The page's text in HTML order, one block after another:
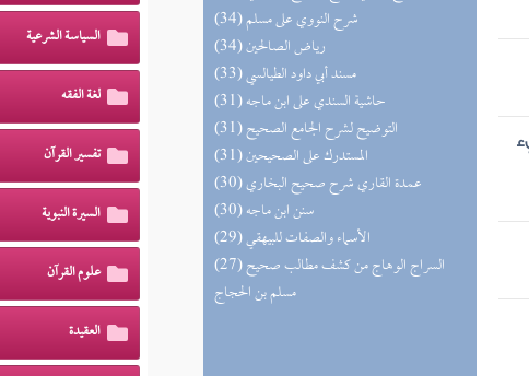
(34) شرح النووي على مسلم
(34) رياض الصالحين
(33) مسند أبي داود الطيالسي
(31) حاشية السندي على ابن ماجه
(31) التوضيح لشرح الجامع الصحيح
(31) المستدرك على الصحيحين
(30) عمدة القاري شرح صحيح البخاري
(30) سنن ابن ماجه
(29) الأسماء والصفات للبيهقي
(27) السراج الوهاج من كشف مطالب صحيح
مسلم بن الحجاج
السياسة الشرعية
لغة الفقه
تفسير القرآن
السيرة النبوية
علوم القرآن
العقيدة